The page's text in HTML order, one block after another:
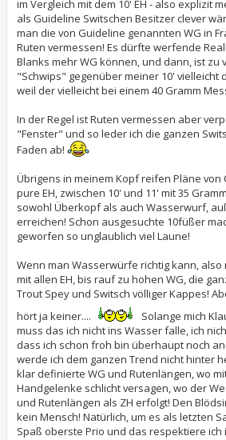
im Vergleich mit dem 10' EH - also explizit
als Guideline Switschen Besitzer clever
man die von Guideline genannten WG in
Ruten vermessen! Es dürfte werfende
Blanks mehr WG können, und dann, ist zu
"Schwips" gegenüber meiner 10' vielleicht
weil der vielleicht bei einem 40 Gramm
In der Regel ist Ruten vermessen aber
"Fenster" und so leder ich die ganzen
Faden ab!
Übrigens in meinem Kopf reifen Pläne von
pure EH, zwischen 10' und 11' mit 35
sowohl Überkopf als auch Wasserwurf,
erreichen! Schon ausgesuchte 10füßer
geworfen so unglaublich viel Laune!
Wenn man Wasserwürfe richtig kann, also
mit allen EH, bis rauf zu hohen WG, die
Trout Spey und Switsch völliger Kappes!
hört ja keiner....
Solange mich
muss das ich nicht ins Wasser falle, ich
dass ich schon froh bin überhaupt noch
werde ich dem ganzen Trend nicht hinter
klar definierte WG und Rutenlängen, wo
Handgelenke schlicht versagen, wo der
und Rutenlängen als ZH erfolgt! Den
kein Mensch! Natürlich, um es als letzten
Spaß oberste Prio und das respektiere ich